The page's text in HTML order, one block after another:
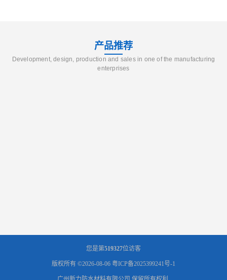
产品推荐
Development, design, production and sales in one of the manufacturing
enterprises
您是第519327位访客
版权所有 ©2026-08-06 粤ICP备2025399241号-1